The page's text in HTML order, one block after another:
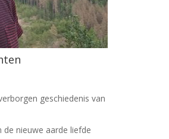
geschiedenis van
de nieuwe aarde liefde